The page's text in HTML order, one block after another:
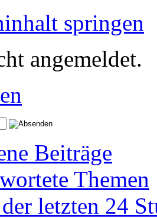
springen
angemeldet.
Beiträge
Themen
letzten 24